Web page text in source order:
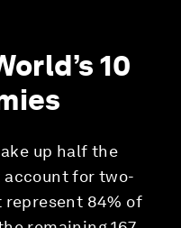
10
up half the
account for two-
represent 84% of